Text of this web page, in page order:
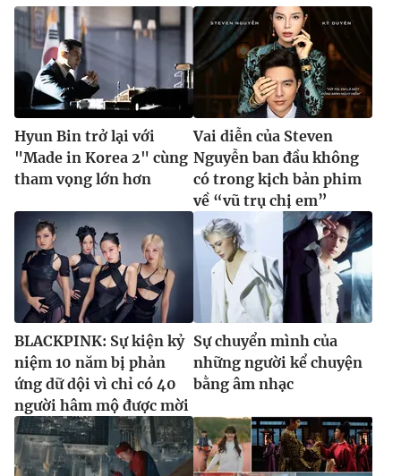
Hyun Bin trở lại với
"Made in Korea 2" cùng
tham vọng lớn hơn
Vai diễn của Steven
Nguyễn ban đầu không
có trong kịch bản phim
về “vũ trụ chị em”
BLACKPINK: Sự kiện kỷ
niệm 10 năm bị phản
ứng dữ dội vì chỉ có 40
người hâm mộ được mời
Sự chuyển mình của
những người kể chuyện
bằng âm nhạc